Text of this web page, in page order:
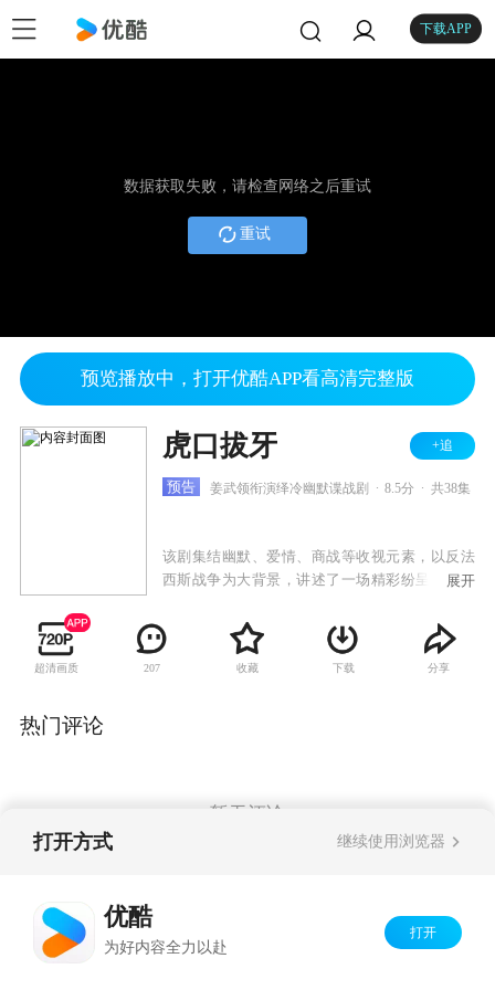
下载APP
数据获取失败，请检查网络之后重试
重试
预览播放中，打开优酷APP看高清完整版
虎口拔牙 +追
预告 姜武领衔演绎冷幽默谍战剧 8.5分 共38集
该剧集结幽默、爱情、商战等收视元素，以反法
西斯战争为大背景，讲述了一场精彩纷呈的谍战
有黑色幽默的故事情节以及“美剧式”步步推进的
布局，成为该剧最重要看点，有望打造一部中国
版《虎口脱险》。
展开
超清画质 207 收藏 下载 分享
热门评论
暂无评论
打开方式 继续使用浏览器
优酷
为好内容全力以赴
打开